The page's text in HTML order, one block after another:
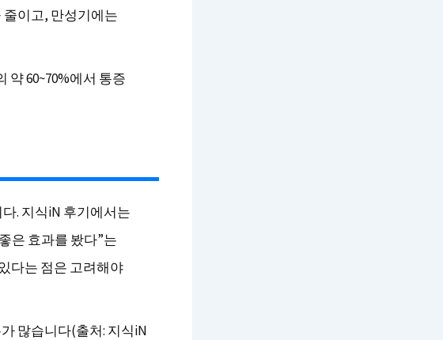
이고, 만성기에는
약 60~70%에서 통증
. 지식iN 후기에서는
은 효과를 봤다”는
다는 점은 고려해야
많습니다(출처: 지식iN